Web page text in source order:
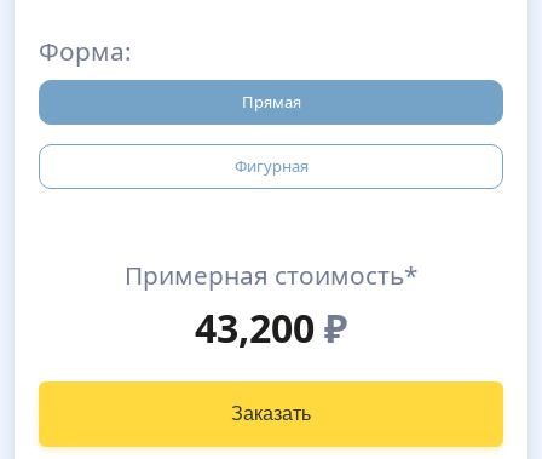
Форма:
Прямая
Фигурная
Примерная стоимость*
43,200₽
Заказать